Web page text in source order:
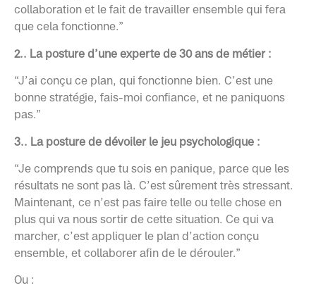
collaboration et le fait de travailler ensemble qui fera
que cela fonctionne.”
2.. La posture d’une experte de 30 ans de métier :
“J’ai conçu ce plan, qui fonctionne bien. C’est une
bonne stratégie, fais-moi confiance, et ne paniquons
pas.”
3.. La posture de dévoiler le jeu psychologique :
“Je comprends que tu sois en panique, parce que les
résultats ne sont pas là. C’est sûrement très stressant.
Maintenant, ce n’est pas faire telle ou telle chose en
plus qui va nous sortir de cette situation. Ce qui va
marcher, c’est appliquer le plan d’action conçu
ensemble, et collaborer afin de le dérouler.”
Ou :